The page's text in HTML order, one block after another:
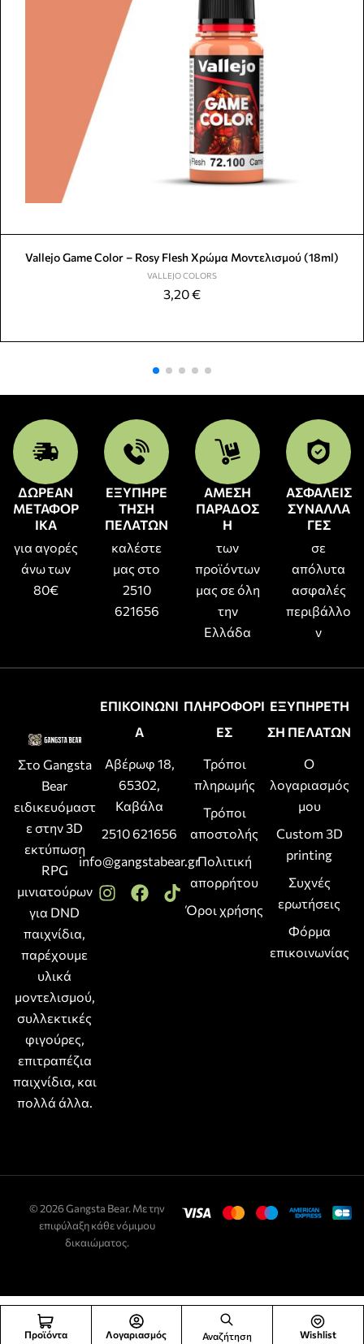
Vallejo Game Color – Rosy Flesh Χρώμα Μοντελισμού (18ml)
VALLEJO COLORS
3,20€
Προϊόντα Λογαριασμός Αναζήτηση Wishlist
ΔΩΡΕΑΝ
ΜΕΤΑΦΟΡ
ΙΚΑ
για αγορές
άνω των
80€
ΕΞΥΠΗΡΕ
ΤΗΣΗ
ΠΕΛΑΤΩΝ
καλέστε
μας στο
2510
621656
ΑΜΕΣΗ
ΠΑΡΑΔΟΣ
Η
των
προϊόντων
μας σε όλη
την
Ελλάδα
ΑΣΦΑΛΕΙΣ
ΣΥΝΑΛΛΑ
ΓΕΣ
σε
απόλυτα
ασφαλές
περιβάλλο
ν
Στο Gangsta
Bear
ειδικευόμαστ
ε στην 3D
εκτύπωση
RPG
μινιατούρων
για DND
παιχνίδια,
παρέχουμε
υλικά
μοντελισμού,
συλλεκτικές
φιγούρες,
επιτραπέζια
παιχνίδια, και
πολλά άλλα.
ΕΠΙΚΟΙΝΩΝΙ
Α
Αβέρωφ 18,
65302,
Καβάλα
2510 621656
info@gangstabear.gr
ΠΛΗΡΟΦΟΡΙ
ΕΣ
Τρόποι
πληρωμής
Τρόποι
αποστολής
Πολιτική
απορρήτου
Όροι χρήσης
ΕΞΥΠΗΡΕΤΗ
ΣΗ ΠΕΛΑΤΩΝ
Ο
λογαριασμός
μου
Custom 3D
printing
Συχνές
ερωτήσεις
Φόρμα
επικοινωνίας
© 2026 Gangsta Bear. Με την
επιφύλαξη κάθε νόμιμου
δικαιώματος.